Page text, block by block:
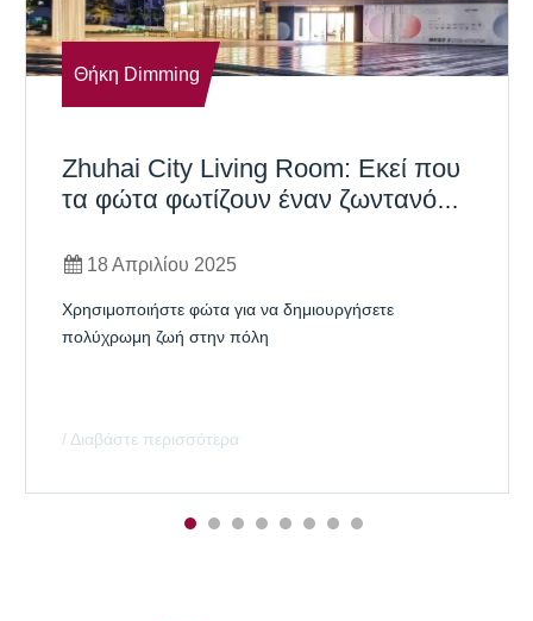
Θήκη Dimming
Zhuhai City Living Room: Εκεί που
τα φώτα φωτίζουν έναν ζωντανό
18 Απριλίου 2025
Χρησιμοποιήστε φώτα για να δημιουργήσετε
πολύχρωμη ζωή στην πόλη
/ Διαβάστε περισσότερα